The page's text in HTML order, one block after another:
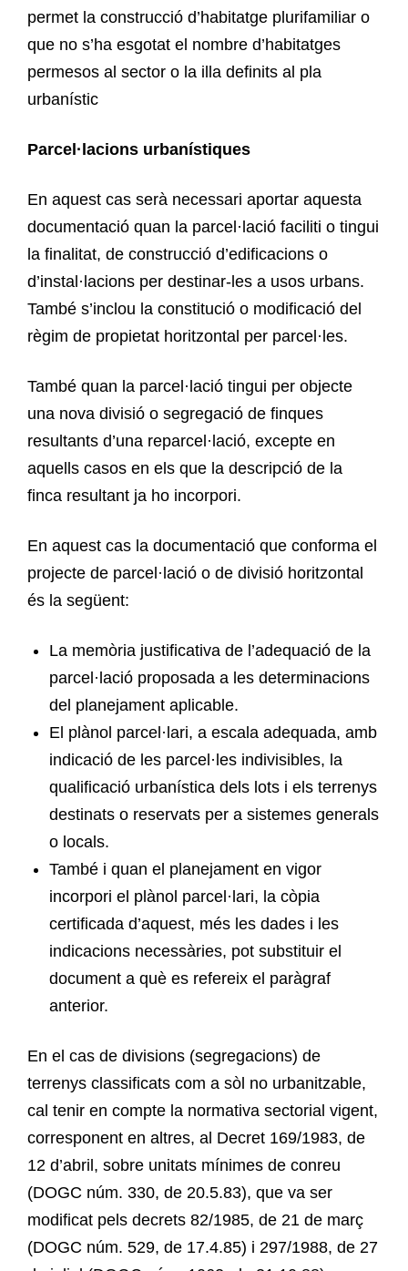
permet la construcció d’habitatge plurifamiliar o
que no s’ha esgotat el nombre d’habitatges
permesos al sector o la illa definits al pla
urbanístic
Parcel·lacions urbanístiques
En aquest cas serà necessari aportar aquesta
documentació quan la parcel·lació faciliti o tingui
la finalitat, de construcció d’edificacions o
d’instal·lacions per destinar-les a usos urbans.
També s’inclou la constitució o modificació del
règim de propietat horitzontal per parcel·les.
També quan la parcel·lació tingui per objecte
una nova divisió o segregació de finques
resultants d’una reparcel·lació, excepte en
aquells casos en els que la descripció de la
finca resultant ja ho incorpori.
En aquest cas la documentació que conforma el
projecte de parcel·lació o de divisió horitzontal
és la següent:
La memòria justificativa de l’adequació de la
parcel·lació proposada a les determinacions
del planejament aplicable.
El plànol parcel·lari, a escala adequada, amb
indicació de les parcel·les indivisibles, la
qualificació urbanística dels lots i els terrenys
destinats o reservats per a sistemes generals
o locals.
També i quan el planejament en vigor
incorpori el plànol parcel·lari, la còpia
certificada d’aquest, més les dades i les
indicacions necessàries, pot substituir el
document a què es refereix el paràgraf
anterior.
En el cas de divisions (segregacions) de
terrenys classificats com a sòl no urbanitzable,
cal tenir en compte la normativa sectorial vigent,
corresponent en altres, al Decret 169/1983, de
12 d’abril, sobre unitats mínimes de conreu
(DOGC núm. 330, de 20.5.83), que va ser
modificat pels decrets 82/1985, de 21 de març
(DOGC núm. 529, de 17.4.85) i 297/1988, de 27